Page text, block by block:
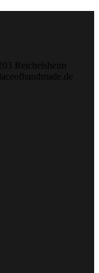
Reichelsheim